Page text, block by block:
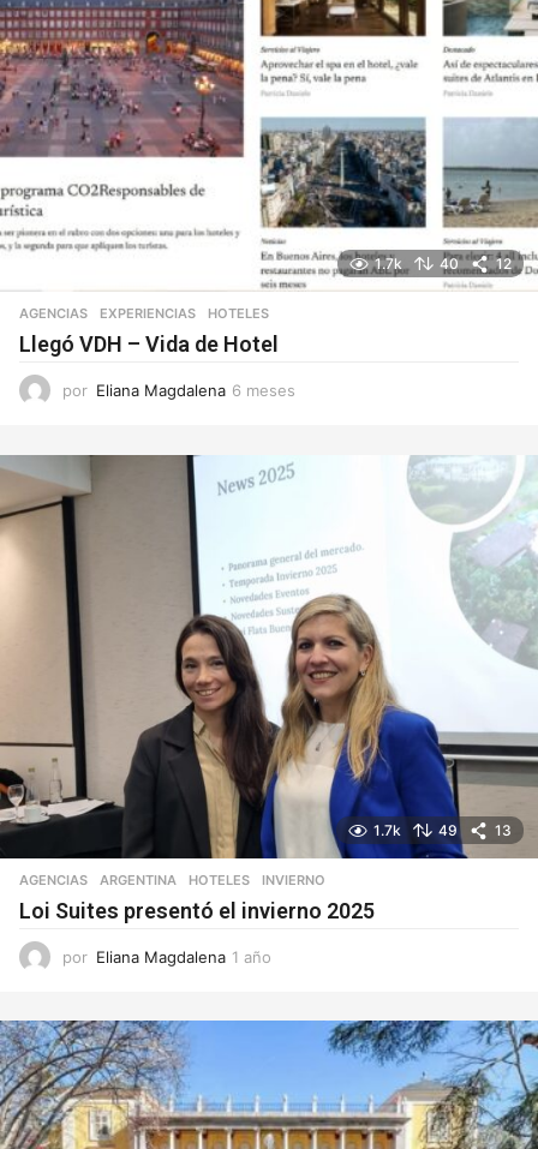
1.7k 40 12
AGENCIAS EXPERIENCIAS ,HOTELES
Llegó VDH – Vida de Hotel
por Eliana Magdalena 6 meses
1.7k 49 13
AGENCIAS ARGENTINA ,HOTELES ,INVIERNO
Loi Suites presentó el invierno 2025
por Eliana Magdalena 1 año
o